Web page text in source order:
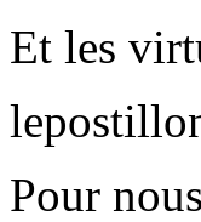
Et les
Pour